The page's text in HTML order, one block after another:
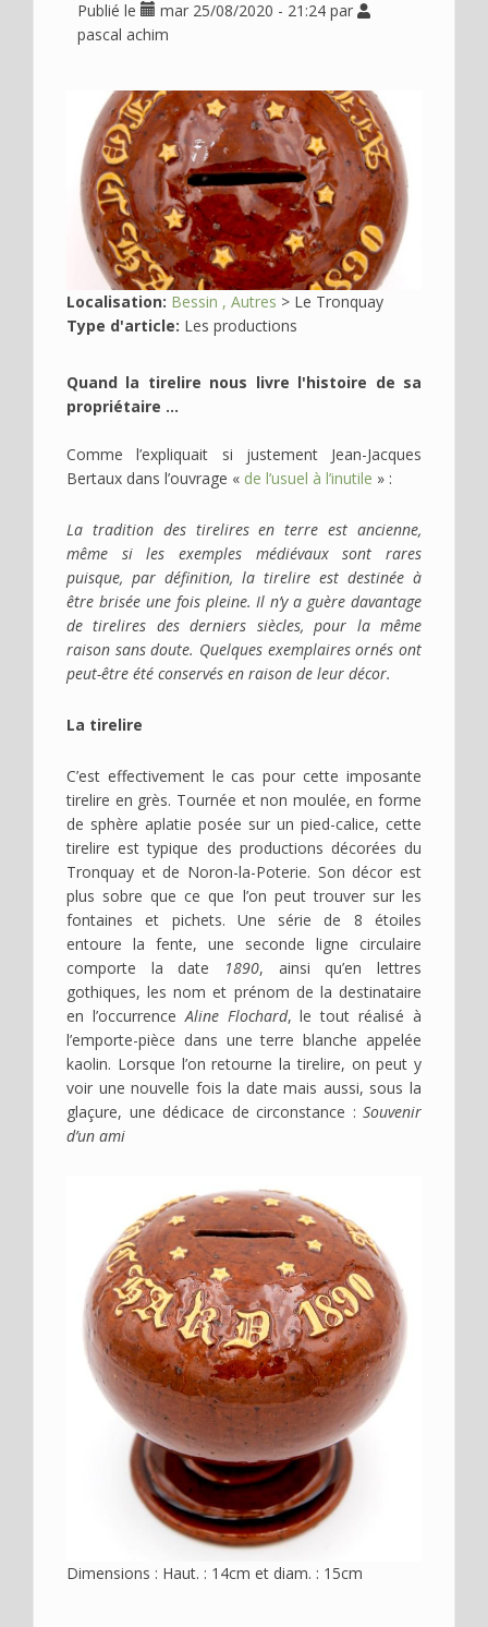
Déplier
Usage
Déplier
Où
en
voir
?
Déplier
Contact
Recherche
Publié le mar 25/08/2020 - 21:24 par
pascal achim
Image
Localisation: Bessin Autres > Le Tronquay
Type d'article: Les productions
Quand la tirelire nous livre l'histoire de sa
propriétaire ...
Comme l’expliquait si justement Jean-Jacques
Bertaux dans l’ouvrage « de l’usuel à l’inutile » :
La tradition des tirelires en terre est ancienne,
même si les exemples médiévaux sont rares
puisque, par définition, la tirelire est destinée à
être brisée une fois pleine. Il n’y a guère davantage
de tirelires des derniers siècles, pour la même
raison sans doute. Quelques exemplaires ornés ont
peut-être été conservés en raison de leur décor.
La tirelire
C’est effectivement le cas pour cette imposante
tirelire en grès. Tournée et non moulée, en forme
de sphère aplatie posée sur un pied-calice, cette
tirelire est typique des productions décorées du
Tronquay et de Noron-la-Poterie. Son décor est
plus sobre que ce que l’on peut trouver sur les
fontaines et pichets. Une série de 8 étoiles
entoure la fente, une seconde ligne circulaire
comporte la date
1890, ainsi qu’en lettres
gothiques, les nom et prénom de la destinataire
en l’occurrenceAline Flochard, le tout réalisé à
l’emporte-pièce dans une terre blanche appelée
kaolin. Lorsque l’on retourne la tirelire, on peut y
voir une nouvelle fois la date mais aussi, sous la
glaçure, une dédicace de circonstance : Souvenir
d’un ami
Dimensions : Haut. : 14cm et diam. : 15cm